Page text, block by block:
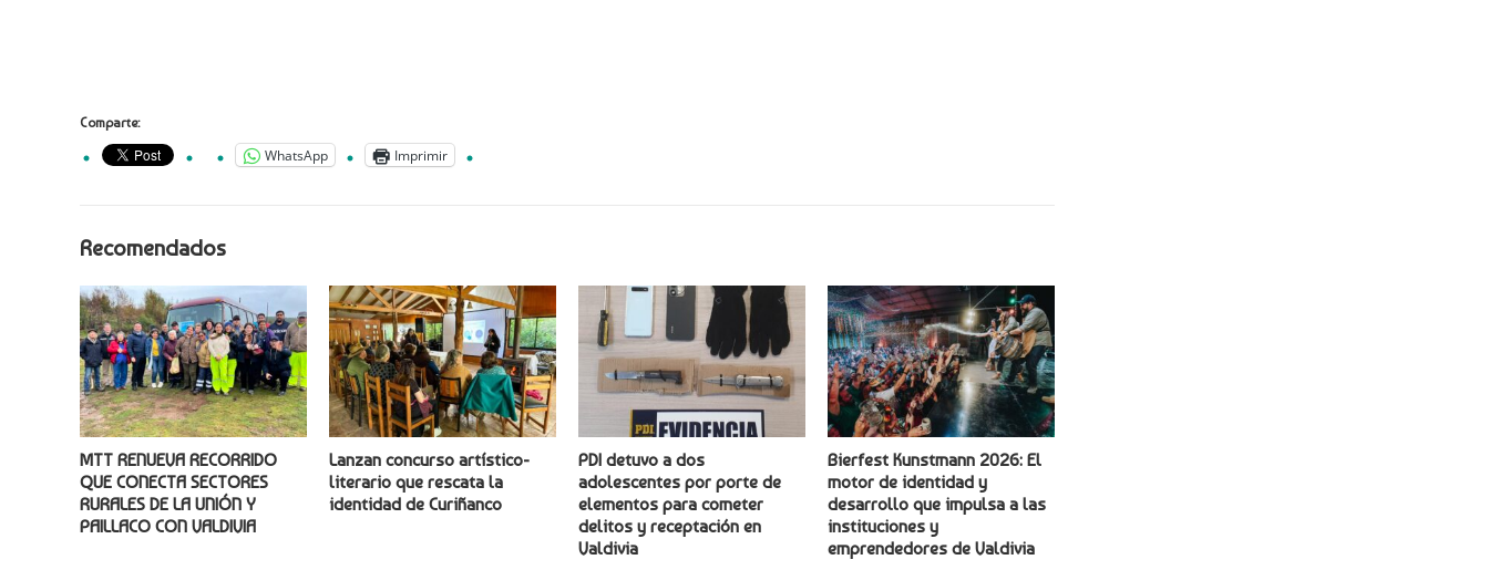
Comparte:
WhatsApp Imprimir
Recomendados
MTT RENUEVA RECORRIDO
QUE CONECTA SECTORES
RURALES DE LA UNIÓN Y
PAILLACO CON VALDIVIA
Lanzan concurso artístico-
literario que rescata la
identidad de Curiñanco
PDI detuvo a dos
adolescentes por porte de
elementos para cometer
delitos y receptación en
Valdivia
Bierfest Kunstmann 2026: El
motor de identidad y
desarrollo que impulsa a las
instituciones y
emprendedores de Valdivia